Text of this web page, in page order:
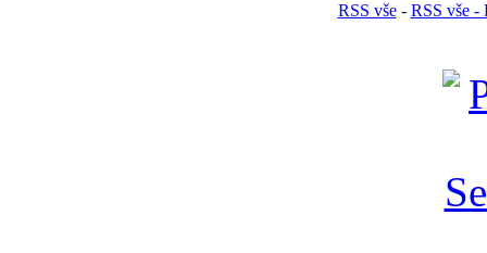
RSS vše- RSS vše -